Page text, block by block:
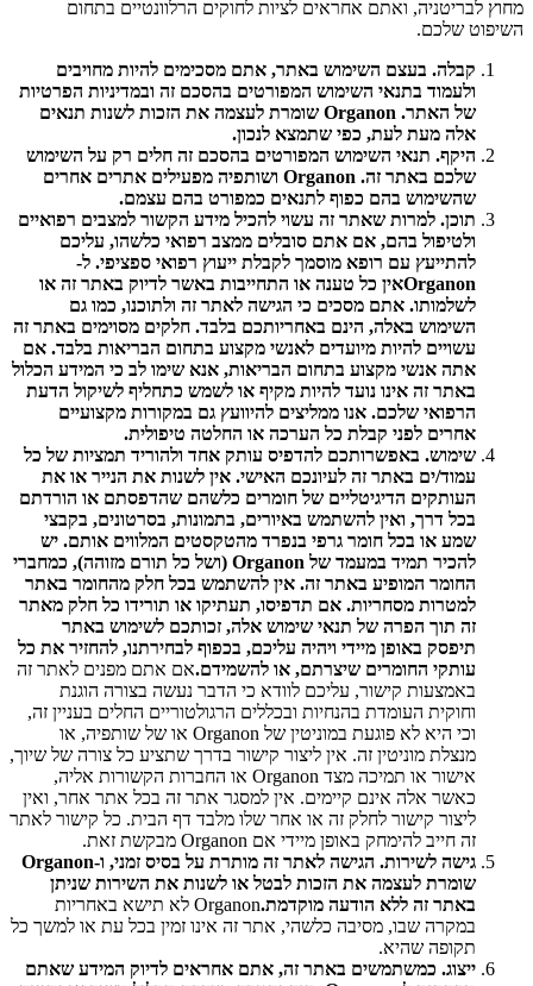
מחוץ לבריטניה, ואתם אחראים לציות לחוקים הרלוונטיים בתחום
השיפוט שלכם.
קבלה. בעצם השימוש באתר, אתם מסכימים להיות מחויבים
ולעמוד בתנאי השימוש המפורטים בהסכם זה ובמדיניות הפרטיות
של האתר. Organon שומרת לעצמה את הזכות לשנות תנאים
אלה מעת לעת, כפי שתמצא לנכון.
היקף. תנאי השימוש המפורטים בהסכם זה חלים רק על השימוש
שלכם באתר זה. Organon ושותפיה מפעילים אתרים אחרים
שהשימוש בהם כפוף לתנאים כמפורט בהם עצמם.
תוכן. למרות שאתר זה עשוי להכיל מידע הקשור למצבים רפואיים
ולטיפול בהם, אם אתם סובלים ממצב רפואי כלשהו, עליכם
להתייעץ עם רופא מוסמך לקבלת ייעוץ רפואי ספציפי. ל-
Organonאין כל טענה או התחייבות באשר לדיוק באתר זה או
לשלמותו. אתם מסכים כי הגישה לאתר זה ולתוכנו, כמו גם
השימוש באלה, הינם באחריותכם בלבד. חלקים מסוימים באתר זה
עשויים להיות מיועדים לאנשי מקצוע בתחום הבריאות בלבד. אם
אתה אנשי מקצוע בתחום הבריאות, אנא שימו לב כי המידע הכלול
באתר זה אינו נועד להיות מקיף או לשמש כתחליף לשיקול הדעת
הרפואי שלכם. אנו ממליצים להיוועץ גם במקורות מקצועיים
אחרים לפני קבלת כל הערכה או החלטה טיפולית.
שימוש. באפשרותכם להדפיס עותק אחד ולהוריד תמציות של כל
עמוד/ים באתר זה לעיונכם האישי. אין לשנות את הנייר או את
העותקים הדיגיטליים של חומרים כלשהם שהדפסתם או הורדתם
בכל דרך, ואין להשתמש באיורים, בתמונות, בסרטונים, בקבצי
שמע או בכל חומר גרפי בנפרד מהטקסטים המלווים אותם. יש
להכיר תמיד במעמד של Organon (ושל כל תורם מזוהה), כמחברי
החומר המופיע באתר זה. אין להשתמש בכל חלק מהחומר באתר
למטרות מסחריות. אם תדפיסו, תעתיקו או תורידו כל חלק מאתר
זה תוך הפרה של תנאי שימוש אלה, זכותכם לשימוש באתר
תיפסק באופן מיידי ויהיה עליכם, בכפוף לבחירתנו, להחזיר את כל
עותקי החומרים שיצרתם, או להשמידם.אם אתם מפנים לאתר זה
באמצעות קישור, עליכם לוודא כי הדבר נעשה בצורה הוגנת
וחוקית העומדת בהנחיות ובכללים הרגולטוריים החלים בעניין זה,
וכי היא לא פוגעת במוניטין של Organon או של שותפיה, או
מנצלת מוניטין זה. אין ליצור קישור בדרך שתציע כל צורה של שיוך,
אישור או תמיכה מצד Organon או החברות הקשורות אליה,
כאשר אלה אינם קיימים. אין למסגר אתר זה בכל אתר אחר, ואין
ליצור קישור לחלק זה או אחר שלו מלבד דף הבית. כל קישור לאתר
זה חייב להימחק באופן מיידי אם Organon מבקשת זאת.
גישה לשירות. הגישה לאתר זה מותרת על בסיס זמני, ו-Organon
שומרת לעצמה את הזכות לבטל או לשנות את השירות שניתן
באתר זה ללא הודעה מוקדמת.
Organon לא תישא באחריות
במקרה שבו, מסיבה כלשהי, אתר זה אינו זמין בכל עת או למשך כל
תקופה שהיא.
ייצוג. כמשתמשים באתר זה, אתם אחראים לדיוק המידע שאתם